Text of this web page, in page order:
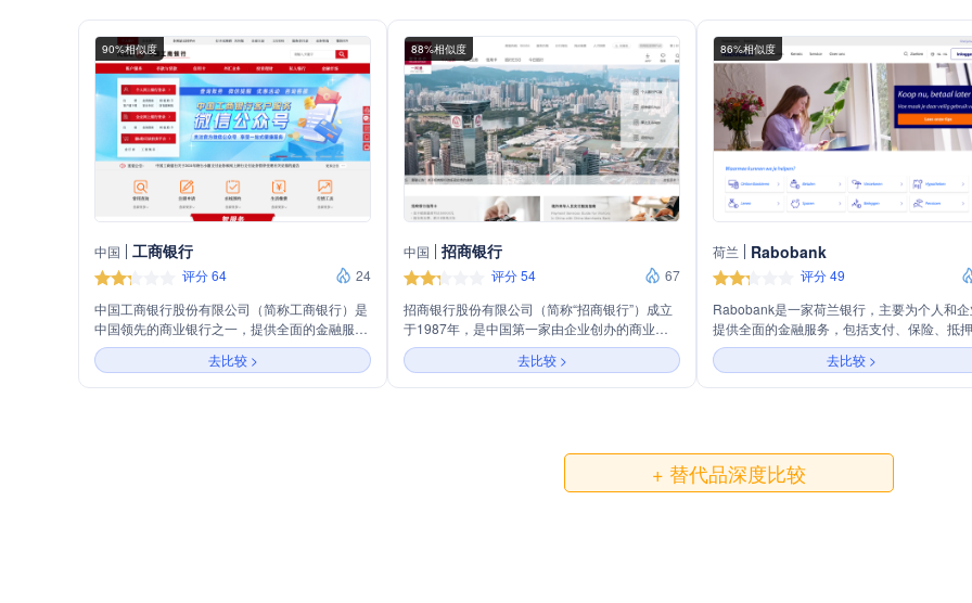
90%相似度
中国 工商银行
评分 64
24
中国工商银行股份有限公司（简称工商银行）是
中国领先的商业银行之一，提供全面的金融服
务。工商银行的业务范围广泛，包括个人金融、
公司金融、资产管理、私人银行和金融市场等。
作为一家综合性银行，工商银行致力于为客户提
去比较 >
88%相似度
中国 招商银行
评分 54
67
招商银行股份有限公司（简称“招商银行”）成立
于1987年，是中国第一家由企业创办的商业银
行，总部位于深圳。招商银行以创新和服务著
称，推出了多项行业领先的金融产品和服务，如
“一卡通”、“一网通”等。作为一家综合性商业银
首家达到此规模的股份制商业银行。招商银行致
力于通过金融科技推动银行业务的转型，为客户
去比较 >
86%相似度
荷兰 Rabobank
评分 49
Rabobank是一家荷兰银行，主要为个人和企
提供全面的金融服务，包括支付、保险、抵
款、贷款、投资、储蓄、养老金以及在线银
务。
去比较 >
+ 替代品深度比较